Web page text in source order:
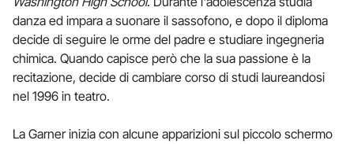
danza ed impara a suonare il sassofono, e dopo il diploma
decide di seguire le orme del padre e studiare ingegneria
chimica. Quando capisce però che la sua passione è la
recitazione, decide di cambiare corso di studi laureandosi
nel 1996 in teatro.
La Garner inizia con alcune apparizioni sul piccolo schermo